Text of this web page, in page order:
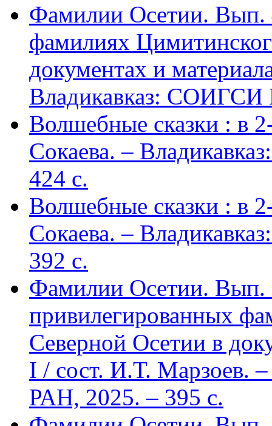
Фамилии Осетии. Вып.
фамилиях
документах и
Владикавказ:
Волшебные сказки : в
Сокаева. –
424 c.
Волшебные сказки : в
Сокаева. –
392 c.
Фамилии Осетии. Вып.
привилегированных
Северной Осетии в
I / сост. И.Т. Марзоев.
РАН, 2025. – 395 с.